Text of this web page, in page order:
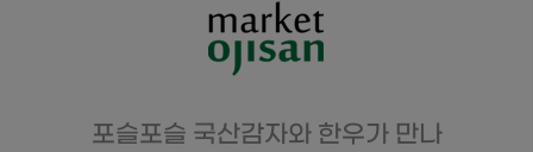
포슬포슬 국산감자와 한우가 만나